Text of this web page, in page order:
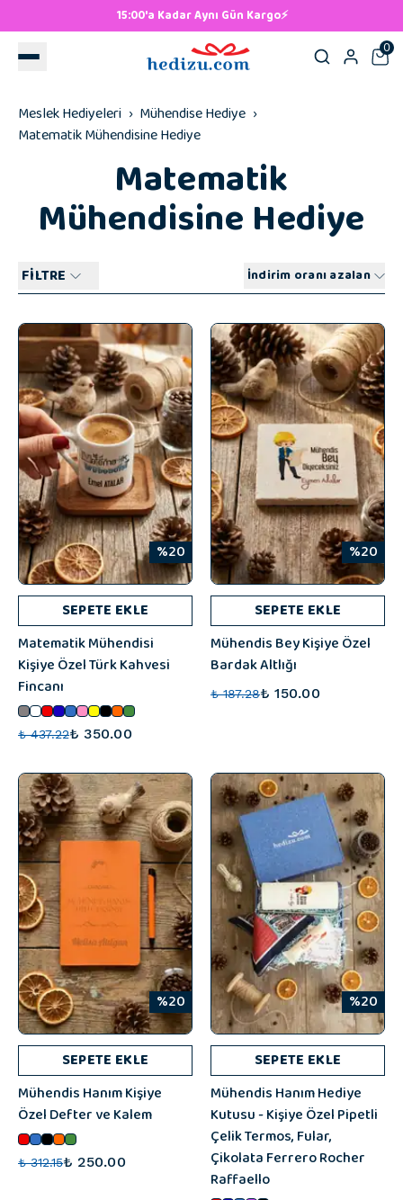
500 TL ve Üzeri Ücretsiz
0
Meslek Hediyeleri
Mühendise Hediye
Matematik Mühendisine Hediye
Matematik
Mühendisine Hediye
FİLTRE İndirim oranı azalan
%20
SEPETE EKLE
Matematik Mühendisi
Kişiye Özel Türk Kahvesi
Fincanı
₺ 437.22₺ 350.00
%20
SEPETE EKLE
Mühendis Bey Kişiye Özel
Bardak Altlığı
₺ 187.28₺ 150.00
%20
SEPETE EKLE
Mühendis Hanım Kişiye
Özel Defter ve Kalem
₺ 312.15₺ 250.00
%20
SEPETE EKLE
Mühendis Hanım Hediye
Kutusu - Kişiye Özel Pipetli
Çelik Termos, Fular,
Çikolata Ferrero Rocher
Raffaello